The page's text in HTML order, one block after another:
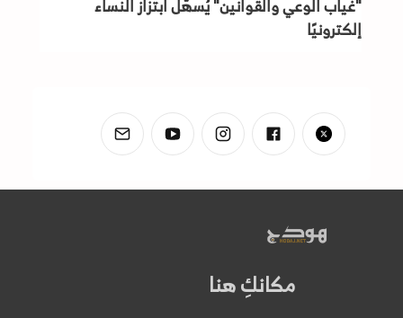
"غياب الوعي والقوانين" يُسهّل ابتزاز النساء
إلكترونيًا
مكانكِ هنا